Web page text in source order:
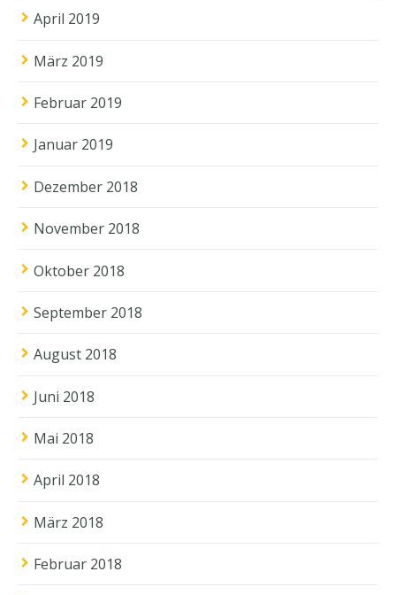
April 2019
März 2019
Februar 2019
Januar 2019
Dezember 2018
November 2018
Oktober 2018
September 2018
August 2018
Juni 2018
Mai 2018
April 2018
März 2018
Februar 2018